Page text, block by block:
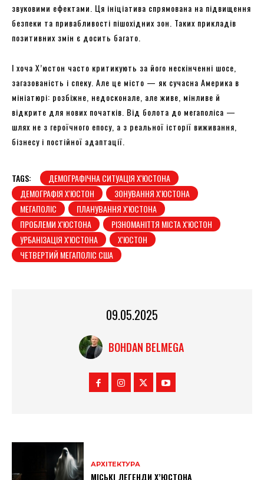
звуковими ефектами. Ця ініціатива спрямована на підвищення
безпеки та привабливості пішохідних зон. Таких прикладів
позитивних змін є досить багато.
І хоча Х’юстон часто критикують за його нескінченні шосе,
загазованість і спеку. Але це місто — як сучасна Америка в
мініатюрі: розбіжне, недосконале, але живе, мінливе й
відкрите для нових початків. Від болота до мегаполіса —
шлях не з героїчного епосу, а з реальної історії виживання,
бізнесу і постійної адаптації.
TAGS:
ДЕМОГРАФІЧНА СИТУАЦІЯ Х'ЮСТОНА
ДЕМОГРАФІЯ Х'ЮСТОН
ЗОНУВАННЯ Х'ЮСТОНА
МЕГАПОЛІС
ПЛАНУВАННЯ Х'ЮСТОНА
ПРОБЛЕМИ Х'ЮСТОНА
РІЗНОМАНІТТЯ МІСТА Х'ЮСТОН
УРБАНІЗАЦІЯ Х'ЮСТОНА
Х'ЮСТОН
ЧЕТВЕРТИЙ МЕГАПОЛІС США
09.05.2025
BOHDAN BELMEGA
АРХІТЕКТУРА
МІСЬКІ ЛЕГЕНДИ Х’ЮСТОНА